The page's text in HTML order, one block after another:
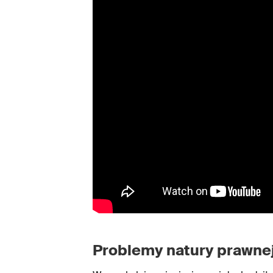
Problemy natury